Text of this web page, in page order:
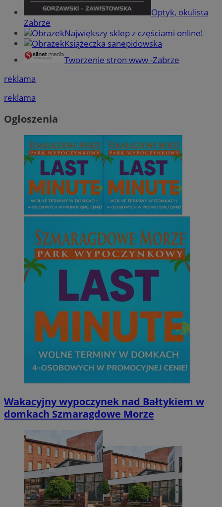
Optyk, okulista
Zabrze
Największy sklep z częściami online!
Książeczka sanepidowska
Tworzenie stron www -Zabrze
reklama
reklama
Ogłoszenia
Wakacyjny wypoczynek nad Bałtykiem w
domkach Szmaragdowe Morze